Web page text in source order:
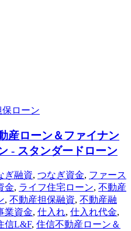
ローン
産ローン＆ファイナン
- スタンダードローン
ぎ融資, つなぎ資金, ファース
金, ライフ住宅ローン, 不動産
, 不動産担保融資, 不動産融
業資金, 仕入れ, 仕入れ代金,
信L&F, 住信不動産ローン＆